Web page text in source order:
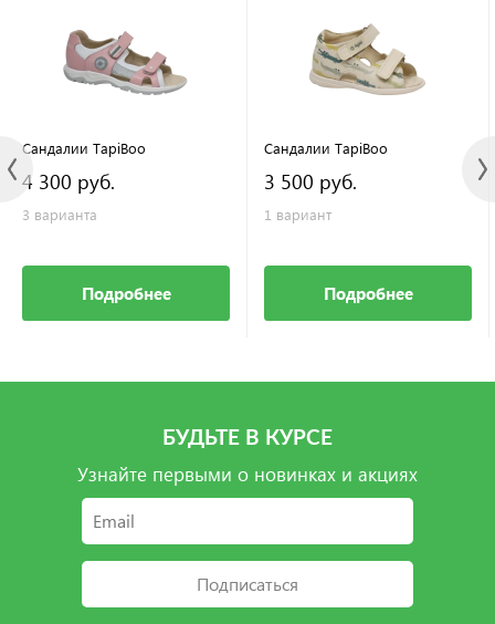
Сандалии TapiBoo
4 300 руб.
3 варианта
Подробнее
Сандалии TapiBoo
3 500 руб.
1 вариант
Подробнее
БУДЬТЕ В КУРСЕ
Узнайте первыми о новинках и акциях
Подписаться